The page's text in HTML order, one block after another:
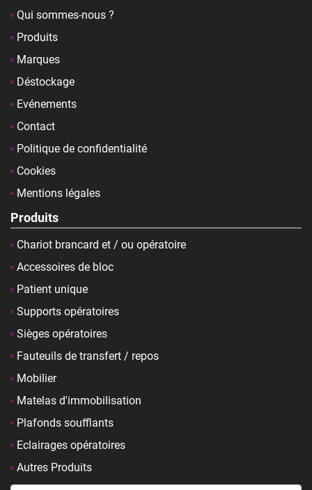
Qui sommes-nous ?
Produits
Marques
Déstockage
Evénements
Contact
Politique de confidentialité
Cookies
Mentions légales
Produits
Chariot brancard et / ou opératoire
Accessoires de bloc
Patient unique
Supports opératoires
Sièges opératoires
Fauteuils de transfert / repos
Mobilier
Matelas d'immobilisation
Plafonds soufflants
Eclairages opératoires
Autres Produits